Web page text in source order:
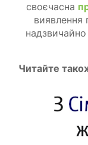
своєчасна
виявлення
надзвичайно
Читайте